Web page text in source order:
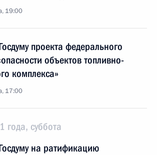
19:00
проекта федерального
объектов топливно-
комплекса»
17:00
года, суббота
на ратификацию